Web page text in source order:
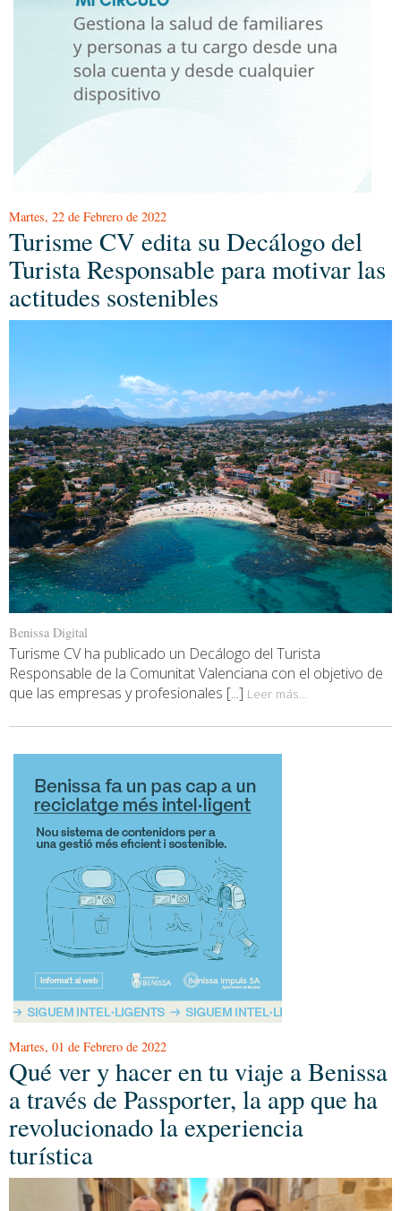
Martes, 22 de Febrero de 2022
Turisme CV edita su Decálogo del
Turista Responsable para motivar las
actitudes sostenibles
Benissa Digital
Turisme CV ha publicado un Decálogo del Turista
Responsable de la Comunitat Valenciana con el objetivo de
que las empresas y profesionales [...] Leer más...
Martes, 01 de Febrero de 2022
Qué ver y hacer en tu viaje a Benissa
a través de Passporter, la app que ha
revolucionado la experiencia
turística